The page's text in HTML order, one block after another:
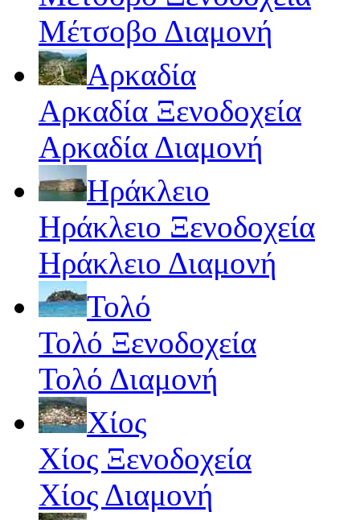
Μέτσοβο Διαμονή
Αρκαδία
Αρκαδία Ξενοδοχεία
Αρκαδία Διαμονή
Ηράκλειο
Ηράκλειο Ξενοδοχεία
Ηράκλειο Διαμονή
Τολό
Τολό Ξενοδοχεία
Τολό Διαμονή
Χίος
Χίος Ξενοδοχεία
Χίος Διαμονή